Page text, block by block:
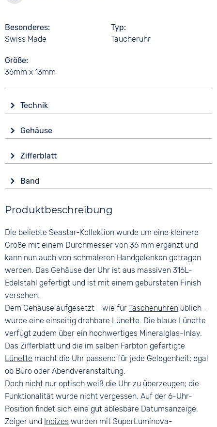
Besonderes
Swiss Made
Typ
Taucheruhr
Größe
36mm x 13mm
Technik
Batterie (Quarz)
Funktionen
Datumsanzeige
Wasserdicht
Gehäuse
Saphirglas
Form
Rund
Material
Farbe
Silber
Zifferblatt
Analog
Blau
Ziffern
Keine
Band
Silber
Material
Bandschließe
Faltschließe
Produktbeschreibung
Die beliebte Seastar-Kollektion wurde um eine kleinere
Größe mit einem Durchmesser von 36 mm ergänzt und
kann nun auch von schmaleren Handgelenken getragen
werden. Das Gehäuse der Uhr ist aus massiven 316L-
Edelstahl gefertigt und ist mit einem gebürsteten Finish
versehen.
Dem Gehäuse aufgesetzt - wie fürTaschenuhren üblich -
wurde eine einseitig drehbare Lünette. Die blaue Lünette
verfügt zudem über ein hochwertiges Mineralglas-Inlay.
Das Zifferblatt und die im selben Farbton gefertigte
Lünette macht die Uhr passend für jede Gelegenheit; egal
ob Büro oder Abendveranstaltung.
Doch nicht nur optisch weiß die Uhr zu überzeugen; die
Funktionalität wurde nicht vergessen. Auf der 6-Uhr-
Position findet sich eine gut ablesbare Datumsanzeige.
Zeiger und Indizes wurden mit SuperLuminova-